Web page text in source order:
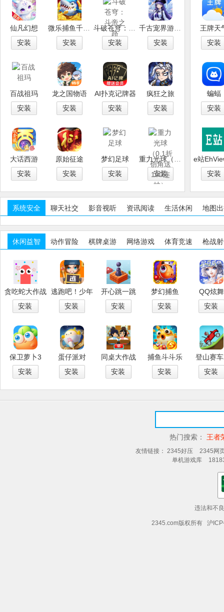
仙凡幻想
安装
安装
安装
安装
百战祖玛
安装
龙之国物语
安装
AI扑克记牌器
安装
疯狂之旅
安装
大话西游
安装
原始征途
安装
梦幻足球
安装
安装
王牌天
安装
蝙蝠
安装
e站
安装
系统安全 聊天社交 影音视听 资讯阅读 生活休闲 地图
休闲益智 动作冒险 棋牌桌游 网络游戏 体育竞速 枪战
贪吃蛇大作战
安装
逃跑吧！少年
安装
开心跳一跳
安装
梦幻捕鱼
安装
QQ炫舞
安装
保卫萝卜3
安装
蛋仔派对
安装
同桌大作战
安装
捕鱼斗斗乐
安装
登山赛
安装
热门搜索： 王者
友情链接： 2345好压
2345网
单机游戏库
违法和不
2345.com版权所有 沪